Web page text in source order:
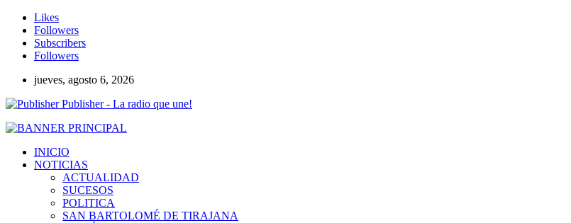
Likes
Followers
Subscribers
Followers
jueves, agosto 6, 2026
Publisher - La radio que une!
INICIO
NOTICIAS
ACTUALIDAD
SUCESOS
POLITICA
SAN BARTOLOMÉ DE TIRAJANA